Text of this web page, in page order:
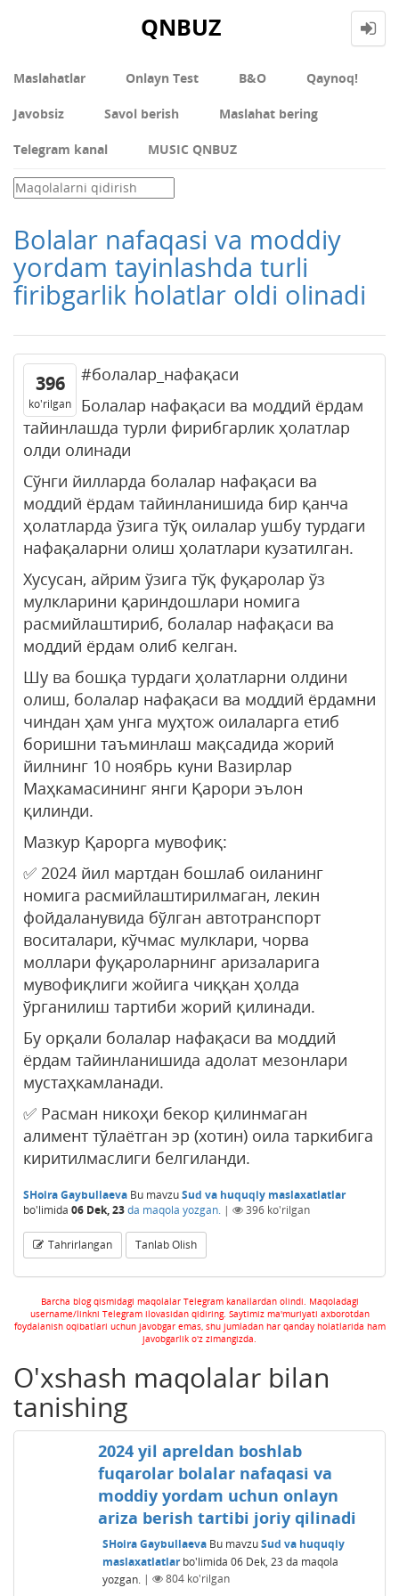
QNBUZ
Maslahatlar Onlayn Test В&О Qaynoq!
Javobsiz Savol berish Maslahat bering
Telegram kanal MUSIC QNBUZ
Bolalar nafaqasi va moddiy
yordam tayinlashda turli
firibgarlik holatlar oldi olinadi
396
ko'rilgan
#болалар_нафақаси
Болалар нафақаси ва моддий ёрдам
тайинлашда турли фирибгарлик ҳолатлар
олди олинади
Сўнги йилларда болалар нафақаси ва
моддий ёрдам тайинланишида бир қанча
ҳолатларда ўзига тўқ оилалар ушбу турдаги
нафақаларни олиш ҳолатлари кузатилган.
Хусусан, айрим ўзига тўқ фуқаролар ўз
мулкларини қариндошлари номига
расмийлаштириб, болалар нафақаси ва
моддий ёрдам олиб келган.
Шу ва бошқа турдаги ҳолатларни олдини
олиш, болалар нафақаси ва моддий ёрдамни
чиндан ҳам унга муҳтож оилаларга етиб
боришни таъминлаш мақсадида жорий
йилнинг 10 ноябрь куни Вазирлар
Маҳкамасининг янги Қарори эълон
қилинди.
Мазкур Қарорга мувофиқ:
✅ 2024 йил мартдан бошлаб оиланинг
номига расмийлаштирилмаган, лекин
фойдаланувида бўлган автотранспорт
воситалари, кўчмас мулклари, чорва
моллари фуқароларнинг аризаларига
мувофиқлиги жойига чиққан ҳолда
ўрганилиш тартиби жорий қилинади.
Бу орқали болалар нафақаси ва моддий
ёрдам тайинланишида адолат мезонлари
мустаҳкамланади.
✅ Расман никоҳи бекор қилинмаган
алимент тўлаётган эр (хотин) оила таркибига
киритилмаслиги белгиланди.
SHoira Gaybullaeva Bu mavzuSud va huquqiy maslaxatlatlar
bo'limida 06 Dek, 23da maqola yozgan. | 396 ko'rilgan
Tahrirlangan Tanlab Olish
Barcha blog qismidagi maqolalar Telegram kanallardan olindi. Maqoladagi
username/linkni Telegram ilovasidan qidiring. Saytimiz ma'muriyati axborotdan
foydalanish oqibatlari uchun javobgar emas, shu jumladan har qanday holatlarida ham
javobgarlik o'z zimangizda.
O'xshash maqolalar bilan
tanishing
2024 yil apreldan boshlab
fuqarolar bolalar nafaqasi va
moddiy yordam uchun onlayn
ariza berish tartibi joriy qilinadi
SHoira Gaybullaeva Bu mavzuSud va huquqiy
maslaxatlatlarbo'limida 06 Dek, 23 da maqola
yozgan. | 804ko'rilgan